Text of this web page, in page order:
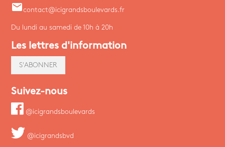
emailcontact@icigrandsboulevards.fr
Du lundi au samedi de 10h à 20h
Les lettres d'information
S'ABONNER
Suivez-nous
@icigrandsboulevards
@icigrandsbvd